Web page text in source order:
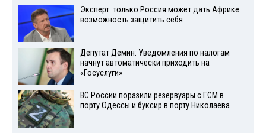
Эксперт: только Россия может дать Африке
возможность защитить себя
Депутат Демин: Уведомления по налогам
начнут автоматически приходить на
«Госуслуги»
ВС России поразили резервуары с ГСМ в
порту Одессы и буксир в порту Николаева